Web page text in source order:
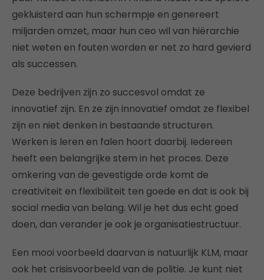
gekluisterd aan hun schermpje en genereert
miljarden omzet, maar hun ceo wil van hiërarchie
niet weten en fouten worden er net zo hard gevierd
als successen.
Deze bedrijven zijn zo succesvol omdat ze
innovatief zijn. En ze zijn innovatief omdat ze flexibel
zijn en niet denken in bestaande structuren.
Werken is leren en falen hoort daarbij. Iedereen
heeft een belangrijke stem in het proces. Deze
omkering van de gevestigde orde komt de
creativiteit en flexibiliteit ten goede en dat is ook bij
social media van belang. Wil je het dus echt goed
doen, dan verander je ook je organisatiestructuur.
Een mooi voorbeeld daarvan is natuurlijk KLM, maar
ook het crisisvoorbeeld van de politie. Je kunt niet